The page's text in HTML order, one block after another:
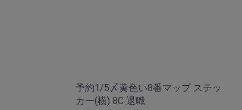
予約1/5〆黄色い8番マップ ステッ
カー(横) 8C 退職